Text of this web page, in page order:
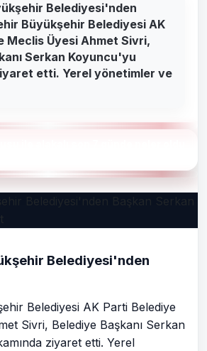
Belediyesi'nden
Büyükşehir Belediyesi AK
Meclis Üyesi Ahmet Sivri,
Serkan Koyuncu'yu
etti. Yerel yönetimler ve
Belediyesi'nden
Belediyesi AK Parti Belediye
Sivri, Belediye Başkanı Serkan
ziyaret etti. Yerel